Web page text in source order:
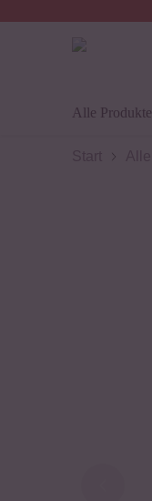
Alle Produkte